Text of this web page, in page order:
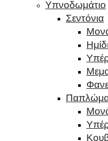
Υπνοδωμάτιο
Σεντόνια